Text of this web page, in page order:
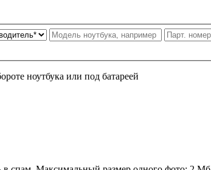
ноутбука или под батареей